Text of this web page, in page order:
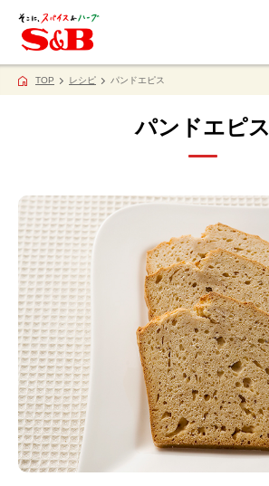
TOP レシピ パンドエピス
パンドエピス